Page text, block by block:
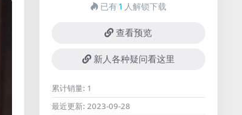
已有1 人解锁下载
查看预览
新人各种疑问看这里
累计销量: 1
最近更新: 2023-09-28